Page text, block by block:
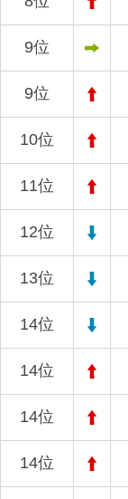
9位
9位
10位
11位
12位
13位
14位
14位
14位
14位